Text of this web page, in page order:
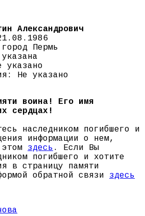
Александрович
Пермь
указано
Не указано
воина! Его имя
сердцах!
наследником погибшего и
информации о нем,
здесь . Если Вы
погибшего и хотите
в страницу памяти
обратной связи здесь